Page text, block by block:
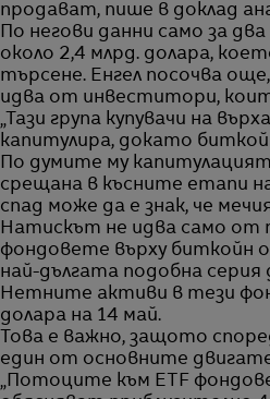
продават, пише в доклад
По негови данни само за
около 2,4 млрд. долара,
търсене. Енгел посочва
идва от инвеститори,
„Тази група купувачи на
капитулира, докато
По думите му
срещана в късните етапи
спад може да е знак, че
Натискът не идва само от
фондовете върху биткойн
най-дългата подобна серия
Нетните активи в тези
долара на 14 май.
Това е важно, защото
един от основните
„Потоците към ETF